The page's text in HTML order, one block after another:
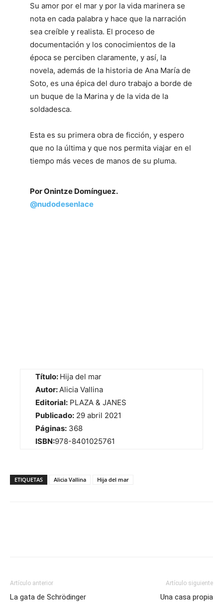
Su amor por el mar y por la vida marinera se
nota en cada palabra y hace que la narración
sea creíble y realista. El proceso de
documentación y los conocimientos de la
época se perciben claramente, y así, la
novela, además de la historia de Ana María de
Soto, es una épica del duro trabajo a borde de
un buque de la Marina y de la vida de la
soldadesca.
Esta es su primera obra de ficción, y espero
que no la última y que nos permita viajar en el
tiempo más veces de manos de su pluma.
Por Onintze Domínguez.
@nudodesenlace
Título: Hija del mar
Autor: Alicia Vallina
Editorial: PLAZA & JANES
Publicado: 29 abril 2021
Páginas: 368
ISBN:978-8401025761
ETIQUETAS Alicia Vallina Hija del mar
Artículo anterior
La gata de Schrödinger
Artículo siguiente
Una casa propia